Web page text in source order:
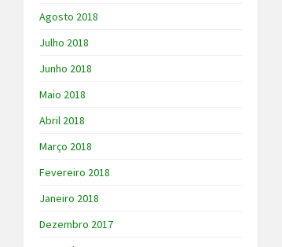
Agosto 2018
Julho 2018
Junho 2018
Maio 2018
Abril 2018
Março 2018
Fevereiro 2018
Janeiro 2018
Dezembro 2017